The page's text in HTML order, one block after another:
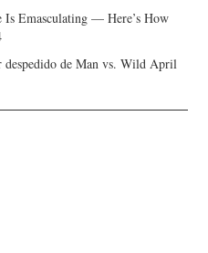
Is Emasculating — Here’s How
de Man vs. Wild April